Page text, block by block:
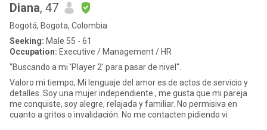
Diana, 47
Bogotá, Bogota, Colombia
Seeking: Male 55 - 61
Occupation: Executive / Management / HR
"Buscando a mi 'Player 2' para pasar de nivel".
Valoro mi tiempo, Mi lenguaje del amor es de actos de servicio y
detalles. Soy una mujer independiente , me gusta que mi pareja
me conquiste, soy alegre, relajada y familiar. No permisiva en
cuanto a gritos o invalidación. No me contacten pidiendo vi